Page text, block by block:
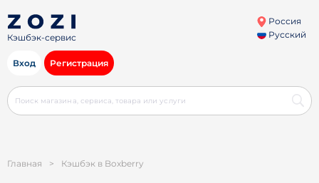
Кэшбэк-сервис
Россия
Русский
Вход Регистрация
Главная > Кэшбэк в Boxberry